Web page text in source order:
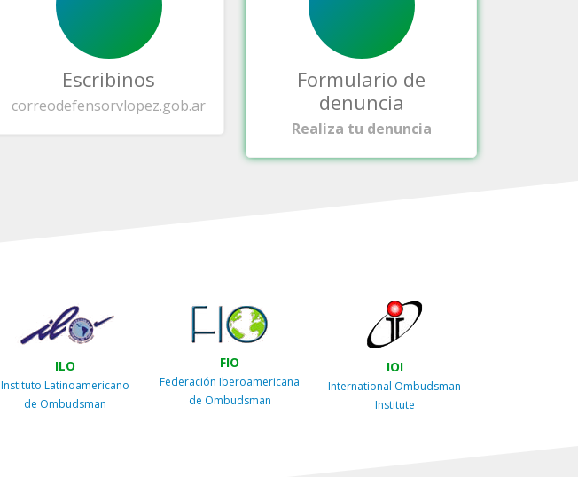
Escribinos
correodefensorvlopez.gob.ar
Formulario de
denuncia
Realiza tu denuncia
ILO
Instituto Latinoamericano
de Ombudsman
FIO
Federación Iberoamericana
de Ombudsman
IOI
International Ombudsman
Institute